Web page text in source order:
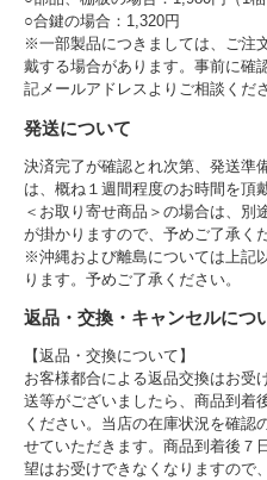
○合鍵の場合：1,320円
※一部製品につきましては、ご注
戴する場合があります。事前に確
記メールアドレスよりご相談くださ
発送について
決済完了が確認とれ次第、発送準
は、概ね１週間程度のお時間を頂
＜お取り寄せ商品＞の場合は、別
が掛かりますので、予めご了承く
※沖縄および離島については上記
ります。予めご了承ください。
返品・交換・キャンセルにつ
【返品・交換について】
お客様都合による返品交換はお受
送等がございましたら、商品到着
ください。当店の在庫状況を確認
せていただきます。商品到着後７
望はお受けできなくなりますので